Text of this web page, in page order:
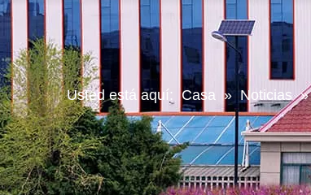
Usted está aquí: Casa » Noticias